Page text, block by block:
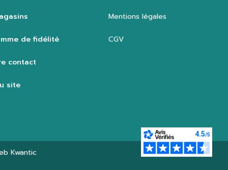
de fidélité
contact
site
Mentions légales
CGV
Kwantic